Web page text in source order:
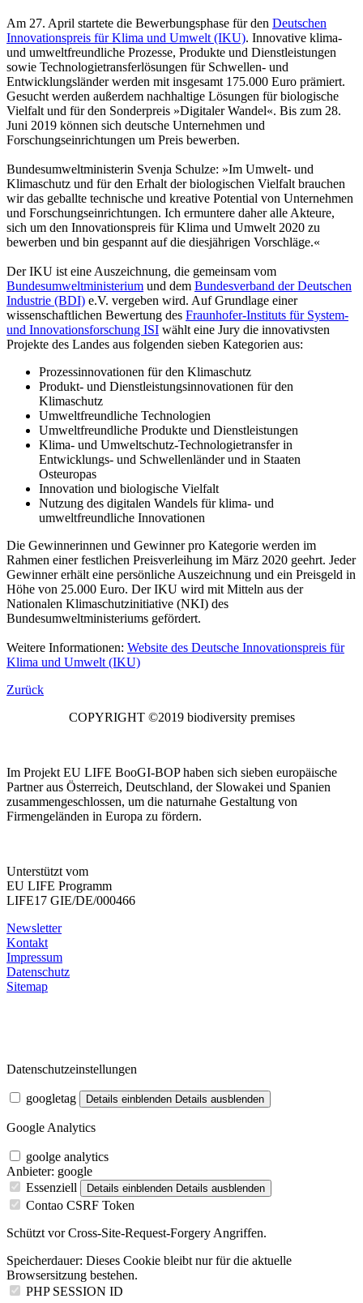
Am 27. April startete die Bewerbungsphase für den Deutschen
Innovationspreis für Klima und Umwelt (IKU). Innovative klima-
und umweltfreundliche Prozesse, Produkte und Dienstleistungen
sowie Technologietransferlösungen für Schwellen- und
Entwicklungsländer werden mit insgesamt 175.000 Euro prämiert.
Gesucht werden außerdem nachhaltige Lösungen für biologische
Vielfalt und für den Sonderpreis »Digitaler Wandel«. Bis zum 28.
Juni 2019 können sich deutsche Unternehmen und
Forschungseinrichtungen um Preis bewerben.
Bundesumweltministerin Svenja Schulze: »Im Umwelt- und
Klimaschutz und für den Erhalt der biologischen Vielfalt brauchen
wir das geballte technische und kreative Potential von Unternehmen
und Forschungseinrichtungen. Ich ermuntere daher alle Akteure,
sich um den Innovationspreis für Klima und Umwelt 2020 zu
bewerben und bin gespannt auf die diesjährigen Vorschläge.«
Der IKU ist eine Auszeichnung, die gemeinsam vom
Bundesumweltministerium und dem Bundesverband der Deutschen
Industrie (BDI) e.V. vergeben wird. Auf Grundlage einer
wissenschaftlichen Bewertung des Fraunhofer-Instituts für System-
und Innovationsforschung ISI wählt eine Jury die innovativsten
Projekte des Landes aus folgenden sieben Kategorien aus:
Prozessinnovationen für den Klimaschutz
Produkt- und Dienstleistungsinnovationen für den
Klimaschutz
Umweltfreundliche Technologien
Umweltfreundliche Produkte und Dienstleistungen
Klima- und Umweltschutz-Technologietransfer in
Entwicklungs- und Schwellenländer und in Staaten
Osteuropas
Innovation und biologische Vielfalt
Nutzung des digitalen Wandels für klima- und
umweltfreundliche Innovationen
Die Gewinnerinnen und Gewinner pro Kategorie werden im
Rahmen einer festlichen Preisverleihung im März 2020 geehrt. Jeder
Gewinner erhält eine persönliche Auszeichnung und ein Preisgeld in
Höhe von 25.000 Euro. Der IKU wird mit Mitteln aus der
Nationalen Klimaschutzinitiative (NKI) des
Bundesumweltministeriums gefördert.
Weitere Informationen: Website des Deutsche Innovationspreis für
Klima und Umwelt (IKU)
Zurück
COPYRIGHT ©2019 biodiversity premises
Im Projekt EU LIFE BooGI-BOP haben sich sieben europäische
Partner aus Österreich, Deutschland, der Slowakei und Spanien
zusammengeschlossen, um die naturnahe Gestaltung von
Firmengeländen in Europa zu fördern.
Unterstützt vom
EU LIFE Programm
LIFE17 GIE/DE/000466
Newsletter
Kontakt
Impressum
Datenschutz
Sitemap
Datenschutzeinstellungen
googletag Details einblenden Details ausblenden
Google Analytics
goolge analytics
Anbieter: google
Essenziell
Details einblenden Details ausblenden
Contao CSRF Token
Schützt vor Cross-Site-Request-Forgery Angriffen.
Speicherdauer: Dieses Cookie bleibt nur für die aktuelle
Browsersitzung bestehen.
PHP SESSION ID